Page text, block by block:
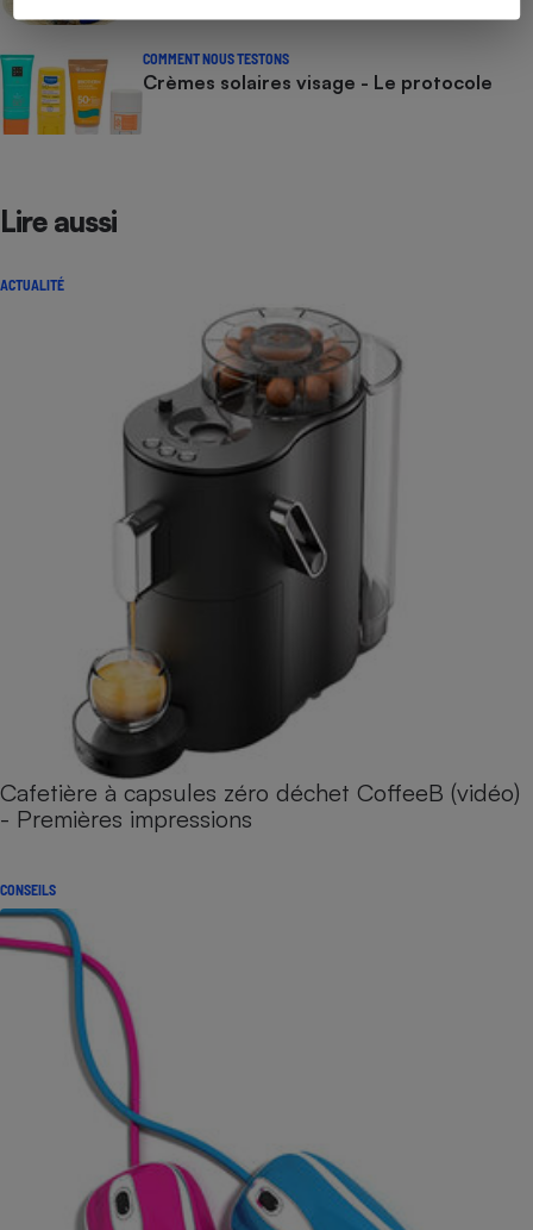
COMMENT NOUS TESTONS
Crèmes solaires visage - Le protocole
Lire aussi
ACTUALITÉ
Cafetière à capsules zéro déchet CoffeeB (vidéo)
- Premières impressions
CONSEILS